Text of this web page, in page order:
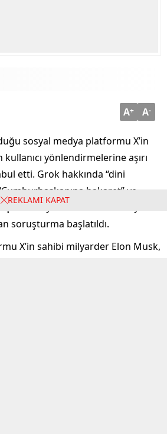
A+ A-
sosyal medya platformu X’in
kullanıcı yönlendirmelerine aşırı
etti. Grok hakkında “dini
hakaret” ve
Ankara Cumhuriyet
soruşturma başlatıldı.
X’in sahibi milyarder Elon Musk,
REKLAMI KAPAT